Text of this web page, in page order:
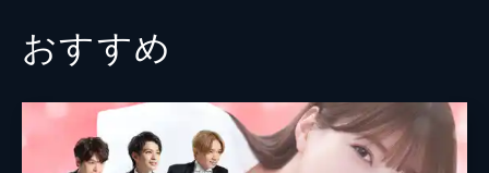
社内で最上（三浦翔平）に話しかけられたミ
チコ（深田恭子）は同僚の前で親密にでき
ート当日を迎えたミチコは最上の元へ向か
内藤理沙
小松和重
おすすめ